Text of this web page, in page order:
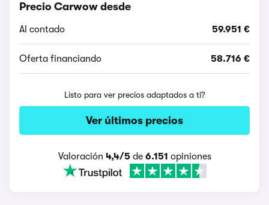
Precio Carwow desde
Al contado 59.951 €
Oferta financiando 58.716 €
Listo para ver precios adaptados a ti?
Ver últimos precios
Valoración 4,4/5de 6.151 opiniones